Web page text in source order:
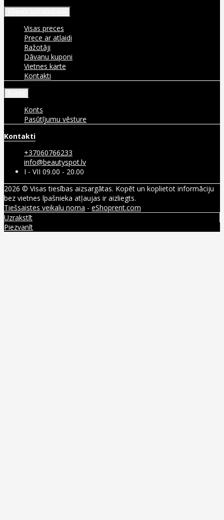
Visas preces
Prece ar atlaidi
Ražotāji
Dāvanu kuponi
Vietnes karte
Kontakti
Konts
Pasūtījumu vēsture
Kontakti
+37060766233
info@beautyspot.lv
I - VII 09.00 - 20.00
2026 © Visas tiesības aizsargātas. Kopēt un koplietot informāciju
bez vietnes īpašnieka atļaujas ir aizliegts.
Tiešsaistes veikalu noma - eShoprent.com
Uzrakstīt
Piezvanīt